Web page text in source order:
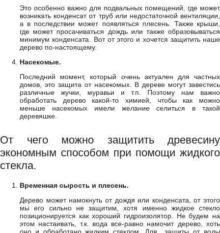
Это особенно важно для подвальных помещений, где может
возникать конденсат от труб или недостаточной вентиляции,
а в последствии может появляться плесень. Также крыши,
где может просачиваться дождь или также образовываться
минимум конденсата. Вот от этого и хочется защитить наше
дерево по-настоящему.
Насекомые.
Последний момент, который очень актуален для частных
домов, это защита от насекомых. В дереве могут завестись
различные жучки, муравьи и т.п. Поэтому нам важно
обработать дерево какой-то химией, чтобы как можно
меньше насекомых имели желание селиться в такой
деревяшке.
От чего можно защитить древесину
экономным способом при помощи жидкого
стекла.
Временная сырость и плесень.
Дерево может намокнуть от дождя или конденсата, от этого
мы его сильно не защитим, хотя именно жидкое стекло
позиционируется как хороший гидроизолятор. Не будем на
этом настаивать, т.к. вода все-равно намочит дерево, хоть
оно и обработано жидким стеклом. Для защиты от воды